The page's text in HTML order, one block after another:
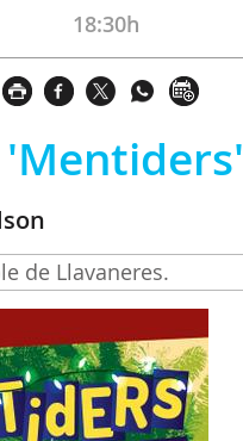
18:30h
'Mentiders'
de Llavaneres.